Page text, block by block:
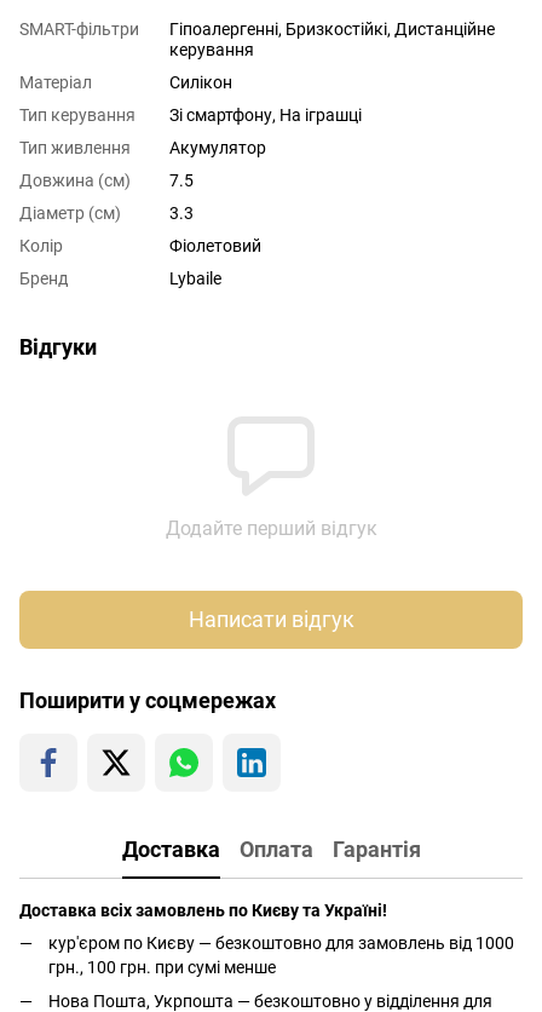
SMART-фільтри
Гіпоалергенні, Бризкостійкі, Дистанційне
керування
Матеріал
Силікон
Тип керування
Зі смартфону, На іграшці
Тип живлення
Акумулятор
Довжина (см)
7.5
Діаметр (см)
3.3
Колір
Фіолетовий
Бренд
Lybaile
Відгуки
Додайте перший відгук
Написати відгук
Поширити у соцмережах
Доставка Оплата Гарантія
Доставка всіх замовлень по Києву та Україні!
кур'єром по Києву — безкоштовно для замовлень від 1000
грн., 100 грн. при сумі менше
Нова Пошта, Укрпошта — безкоштовно у відділення для